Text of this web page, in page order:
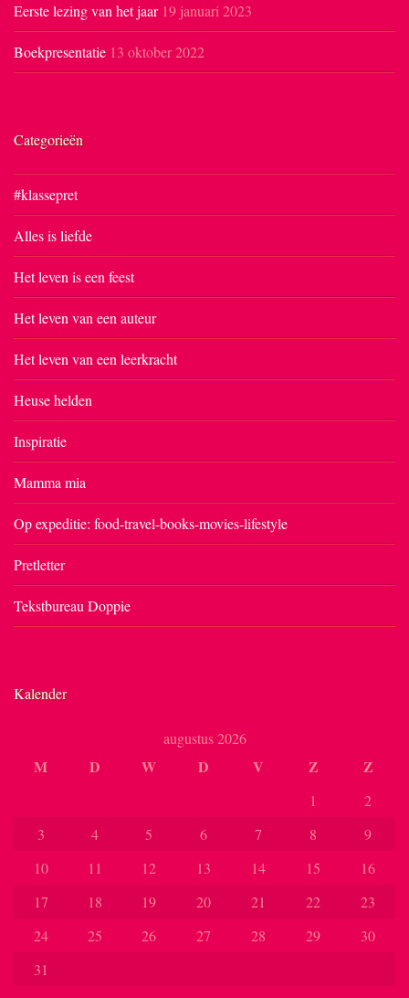
Eerste lezing van het jaar 19 januari 2023
Boekpresentatie 13 oktober 2022
Categorieën
#klassepret
Alles is liefde
Het leven is een feest
Het leven van een auteur
Het leven van een leerkracht
Heuse helden
Inspiratie
Mamma mia
Op expeditie: food-travel-books-movies-lifestyle
Pretletter
Tekstbureau Doppie
Kalender
augustus 2026
M D W D V Z Z
1
2
3
4 5 6 7 8
9
10
11 12 13 14 15
16
17
18 19 20 21 22
23
24
25 26 27 28 29
30
31